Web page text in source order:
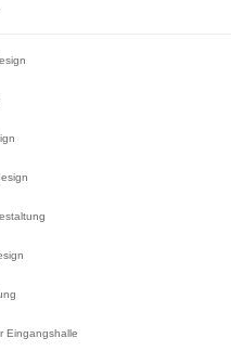
Eingangshalle